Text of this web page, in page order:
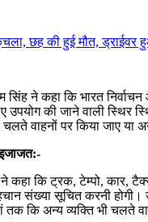
छह की हुई मौत,
सिंह ने कहा कि भारत
उपयोग की जाने वाली स्थिर
वाहनों पर किया जाए या
कहा कि ट्रक, टेम्पो, कार,
संख्या सूचित करनी होगी।
तक कि अन्य व्यक्ति भी चलते